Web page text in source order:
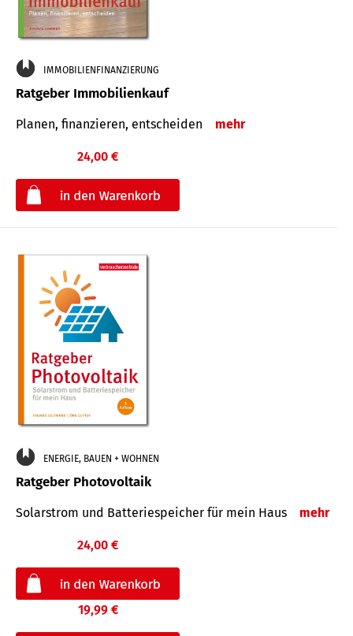
IMMOBILIENFINANZIERUNG
Ratgeber Immobilienkauf
Planen, finanzieren, entscheiden mehr
24,00 €
ENERGIE, BAUEN + WOHNEN
Ratgeber Photovoltaik
Solarstrom und Batteriespeicher für mein Haus mehr
24,00 €
19,99 €